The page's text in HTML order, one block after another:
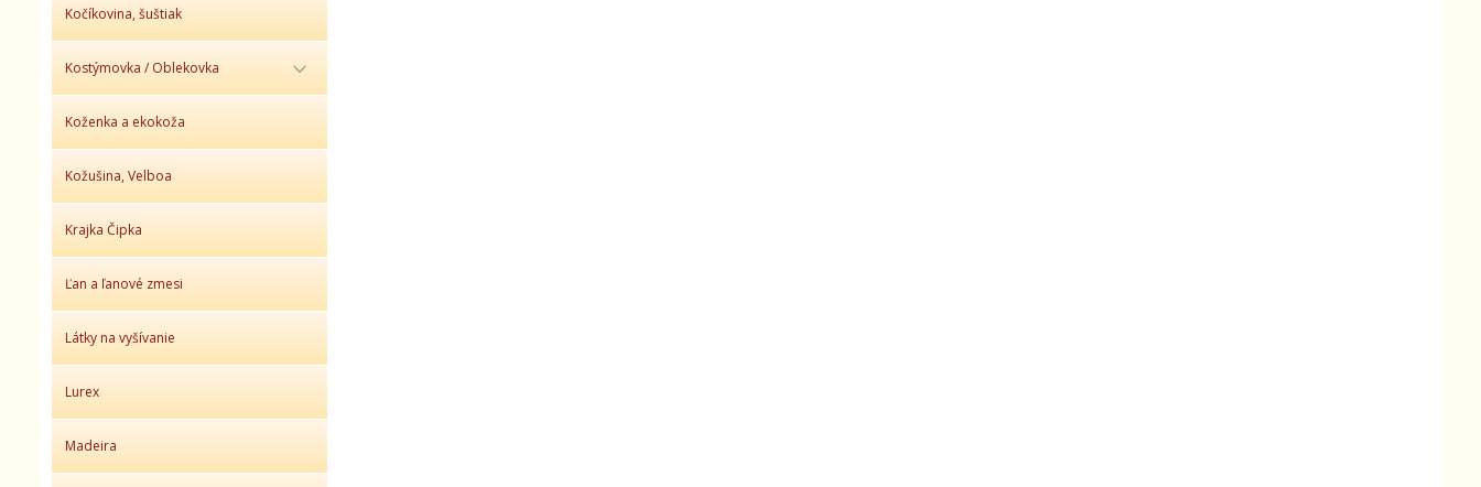
Kočíkovina, šuštiak
Kostýmovka / Oblekovka
Koženka a ekokoža
Kožušina, Velboa
Krajka Čipka
Ľan a ľanové zmesi
Látky na vyšívanie
Lurex
Madeira